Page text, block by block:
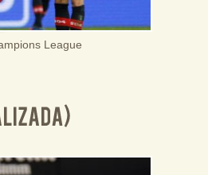
League